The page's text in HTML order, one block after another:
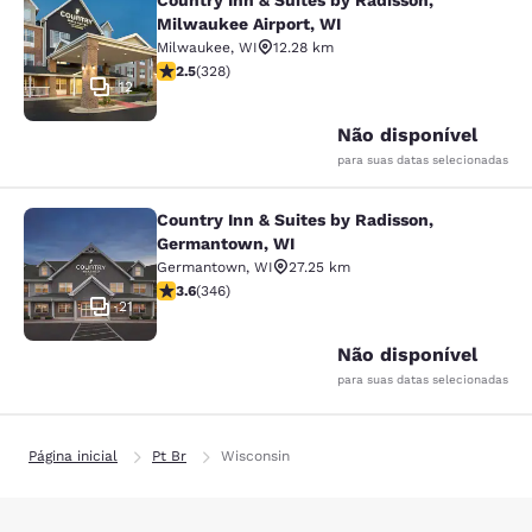
Country Inn & Suites by Radisson,
12
Milwaukee Airport, WI
Milwaukee, WI
12.28 km
classificação 2.45 estrelas. Razoável. 328 avaliações
2.5(328)
Não disponível
para suas datas selecionadas
Country Inn & Suites by Radisson,
21
Country Inn & Suites by Radisson,
Germantown, WI
Germantown, WI
27.25 km
classificação 3.63 estrelas. Bom. 346 avaliações
3.6(346)
Não disponível
para suas datas selecionadas
Página inicial Pt Br Wisconsin